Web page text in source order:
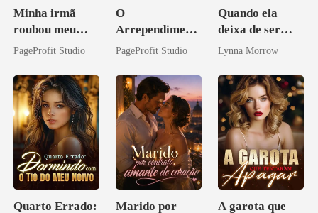
Minha irmã
roubou meu
companheiro e
PageProfit Studio
O
Arrependiment
o do Alfa: O
da Híbrida
PageProfit Studio
Quando ela
deixa de ser
submissa
Lynna Morrow
Quarto Errado:
Marido por
A garota que